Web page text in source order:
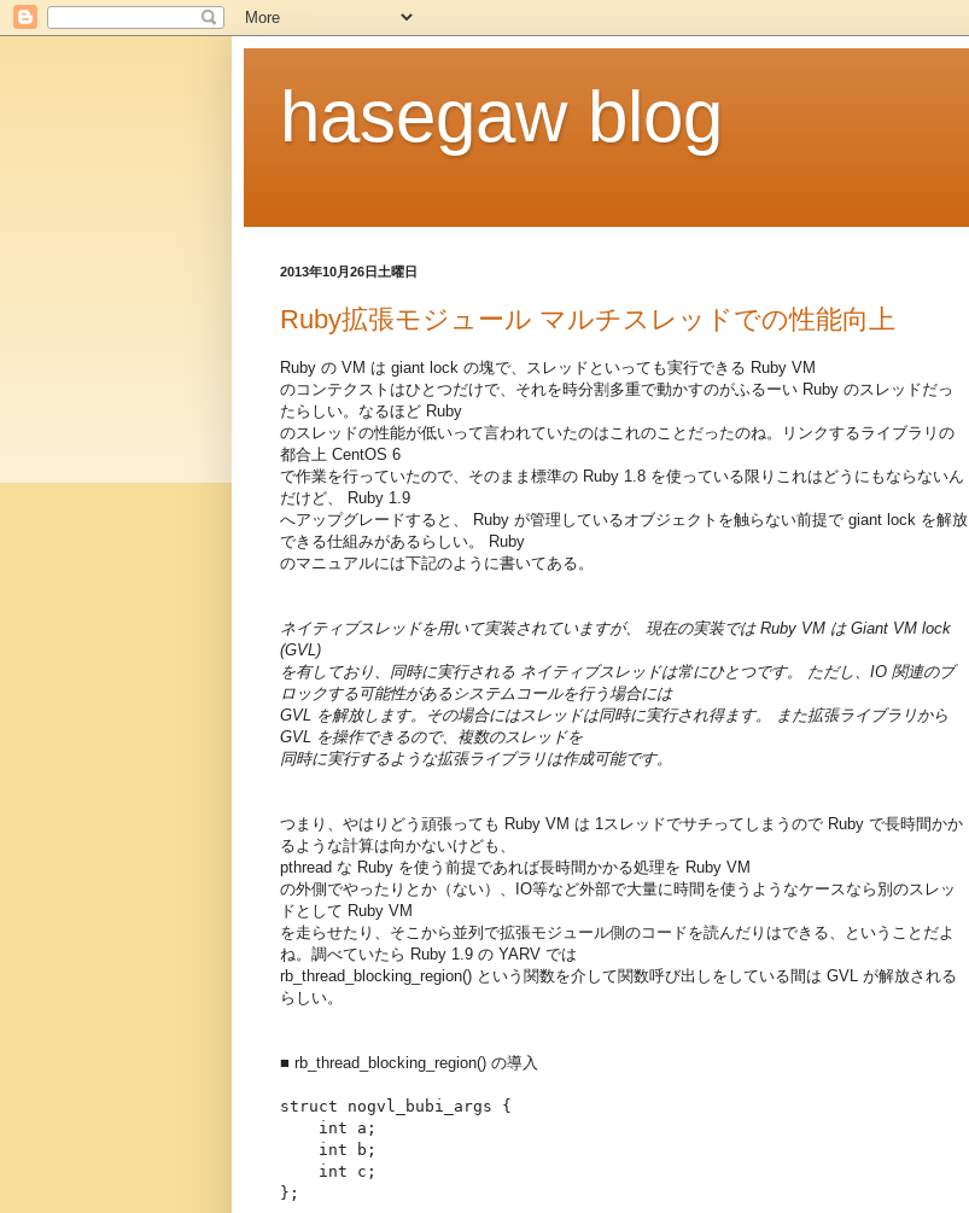
hasegaw blog
2013年10月26日土曜日
Ruby拡張モジュール マルチスレッドでの性能向上
Ruby の VM は giant lock の塊で、スレッドといっても実行できる Ruby VM
のコンテクストはひとつだけで、それを時分割多重で動かすのがふるーい Ruby のスレッドだっ
たらしい。なるほど Ruby
のスレッドの性能が低いって言われていたのはこれのことだったのね。リンクするライブラリの
都合上 CentOS 6
で作業を行っていたので、そのまま標準の Ruby 1.8 を使っている限りこれはどうにもならないん
だけど、 Ruby 1.9
へアップグレードすると、 Ruby が管理しているオブジェクトを触らない前提で giant lock を解放
できる仕組みがあるらしい。 Ruby
のマニュアルには下記のように書いてある。
ネイティブスレッドを用いて実装されていますが、 現在の実装では Ruby VM は Giant VM lock
(GVL)
を有しており、同時に実行される ネイティブスレッドは常にひとつです。 ただし、IO 関連のブ
ロックする可能性があるシステムコールを行う場合には
GVL を解放します。その場合にはスレッドは同時に実行され得ます。 また拡張ライブラリから
GVL を操作できるので、複数のスレッドを
同時に実行するような拡張ライブラリは作成可能です。
つまり、やはりどう頑張っても Ruby VM は 1スレッドでサチってしまうので Ruby で長時間かか
るような計算は向かないけども、
pthread な Ruby を使う前提であれば長時間かかる処理を Ruby VM
の外側でやったりとか（ない）、IO等など外部で大量に時間を使うようなケースなら別のスレッ
ドとして Ruby VM
を走らせたり、そこから並列で拡張モジュール側のコードを読んだりはできる、ということだよ
ね。調べていたら Ruby 1.9 の YARV では
rb_thread_blocking_region() という関数を介して関数呼び出しをしている間は GVL が解放される
らしい。
■ rb_thread_blocking_region() の導入
struct nogvl_bubi_args {
int a;
int b;
int c;
};